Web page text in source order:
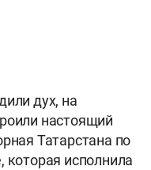
дух, на
настоящий
Татарстана по
которая исполнила